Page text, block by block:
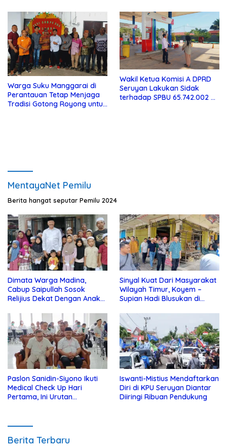
Warga Suku Manggarai di
Perantauan Tetap Menjaga
Tradisi Gotong Royong untuk
Wakil Ketua Komisi A DPRD
Seruyan Lakukan Sidak
terhadap SPBU 65.742.002 di
MentayaNet Pemilu
Berita hangat seputar Pemilu 2024
Dimata Warga Madina,
Cabup Saipullah Sosok
Relijius Dekat Dengan Anak
Sinyal Kuat Dari Masyarakat
Wilayah Timur, Koyem –
Supian Hadi Blusukan di
Paslon Sanidin-Siyono Ikuti
Medical Check Up Hari
Pertama, Ini Urutan
Iswanti-Mistius Mendaftarkan
Diri di KPU Seruyan Diantar
Diiringi Ribuan Pendukung
Berita Terbaru